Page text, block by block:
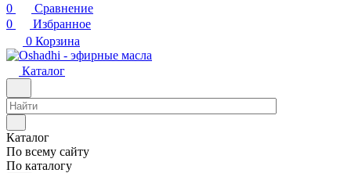
0
Сравнение
0
Избранное
0 Корзина
Каталог
Каталог
По всему сайту
По каталогу